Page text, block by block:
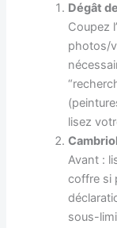
Dégât
Coupez
photos/
lisez
Avant :
coffre si
sous-